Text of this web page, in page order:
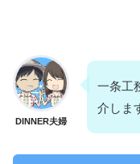
DINNER夫婦
一条工
介しま